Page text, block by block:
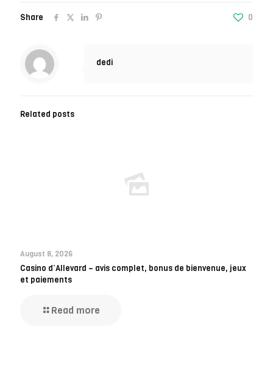
Share 0
dedi
Related posts
August 8, 2026
Casino d’Allevard – avis complet, bonus de bienvenue, jeux
et paiements
Read more